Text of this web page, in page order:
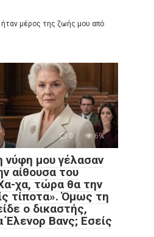
μέρος της ζωής μου από
0 69
νύφη μου γέλασαν
αίθουσα του
χα, τώρα θα την
τίποτα». Όμως τη
ο δικαστής,
Έλενορ Βανς; Εσείς